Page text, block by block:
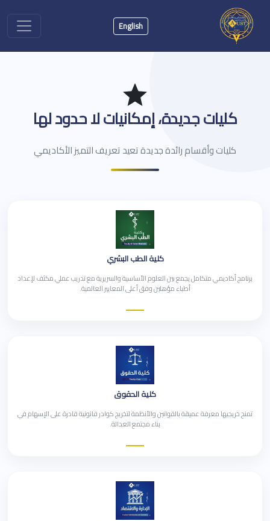
English
كليات جديدة، إمكانيات لا حدود لها
كليات وأقسام رائدة جديدة تعيد تعريف التميز الأكاديمي
كلية الطب البشري
برنامج أكاديمي متكامل يجمع بين العلوم الأساسية والسريرية مع تدريب عملي مكثف لإعداد
أطباء مؤهلين وفق أعلى المعايير العالمية.
كلية الحقوق
تمنح خريجيها معرفة عميقة بالقوانين والأنظمة لتخريج كوادر قانونية قادرة على الإسهام في
بناء مجتمع العدالة.